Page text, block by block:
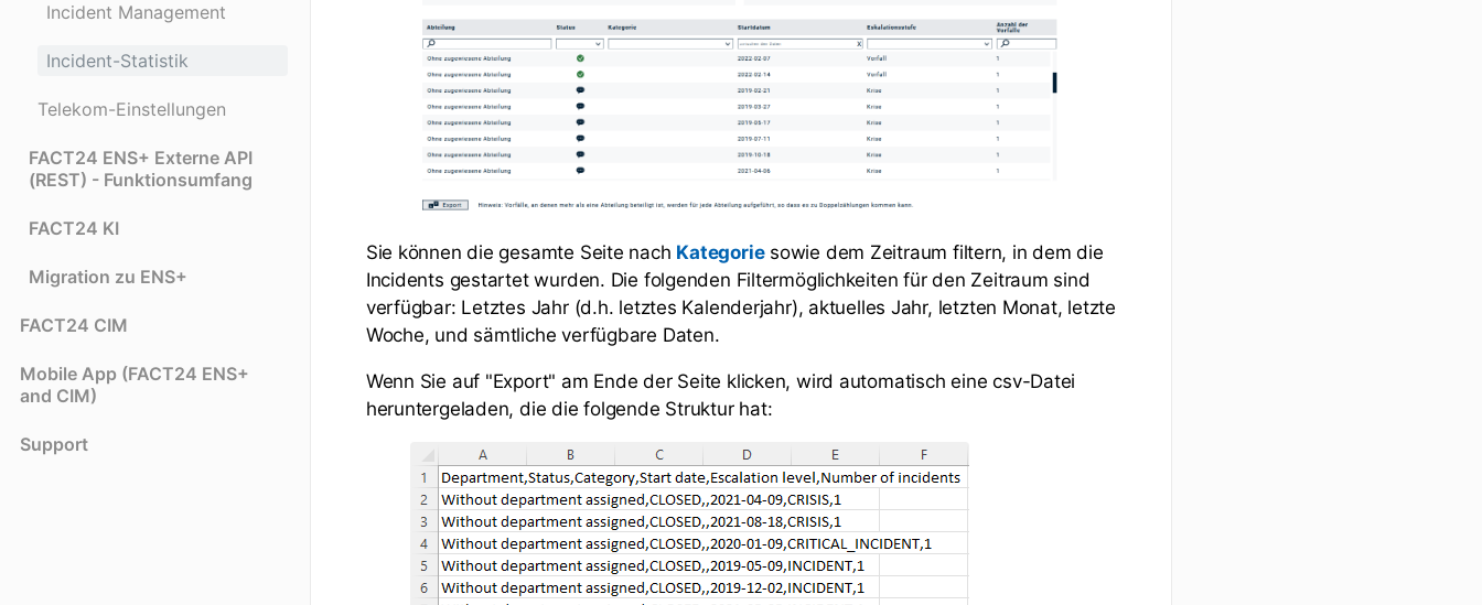
Incident Management
Incident-Statistik
Telekom-Einstellungen
FACT24 ENS+ Externe API
(REST) - Funktionsumfang
FACT24 KI
Migration zu ENS+
FACT24 CIM
Mobile App (FACT24 ENS+
and CIM)
Support
Sie können die gesamte Seite nach Kategoriesowie dem Zeitraum filtern, in dem die
Incidents gestartet wurden. Die folgenden Filtermöglichkeiten für den Zeitraum sind
verfügbar: Letztes Jahr (d.h. letztes Kalenderjahr), aktuelles Jahr, letzten Monat, letzte
Woche, und sämtliche verfügbare Daten.
Wenn Sie auf "Export" am Ende der Seite klicken, wird automatisch eine csv-Datei
heruntergeladen, die die folgende Struktur hat: